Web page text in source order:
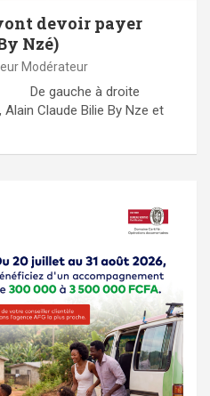
devoir payer
Nzé)
Modérateur
à droite
Claude Bilie By Nze et